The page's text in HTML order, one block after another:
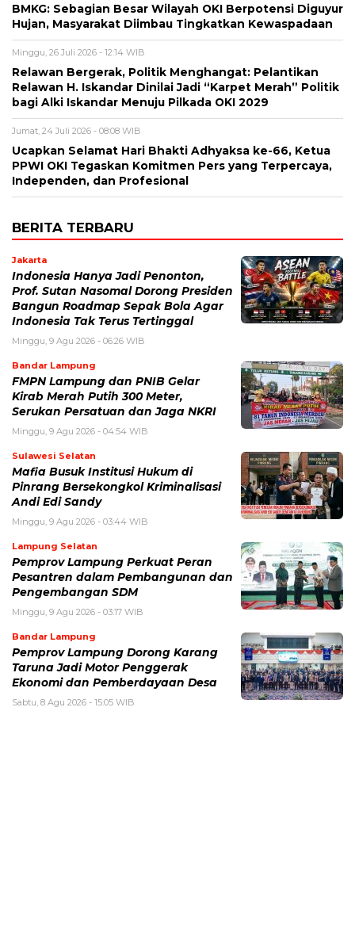
BMKG: Sebagian Besar Wilayah OKI Berpotensi Diguyur
Hujan, Masyarakat Diimbau Tingkatkan Kewaspadaan
Minggu, 26 Juli 2026 - 12:14 WIB
Relawan Bergerak, Politik Menghangat: Pelantikan
Relawan H. Iskandar Dinilai Jadi “Karpet Merah” Politik
bagi Alki Iskandar Menuju Pilkada OKI 2029
Jumat, 24 Juli 2026 - 08:08 WIB
Ucapkan Selamat Hari Bhakti Adhyaksa ke-66, Ketua
PPWI OKI Tegaskan Komitmen Pers yang Terpercaya,
Independen, dan Profesional
BERITA TERBARU
Jakarta
Indonesia Hanya Jadi Penonton,
Prof. Sutan Nasomal Dorong Presiden
Bangun Roadmap Sepak Bola Agar
Indonesia Tak Terus Tertinggal
Minggu, 9 Agu 2026 - 06:26 WIB
Bandar Lampung
FMPN Lampung dan PNIB Gelar
Kirab Merah Putih 300 Meter,
Serukan Persatuan dan Jaga NKRI
Minggu, 9 Agu 2026 - 04:54 WIB
Sulawesi Selatan
Mafia Busuk Institusi Hukum di
Pinrang Bersekongkol Kriminalisasi
Andi Edi Sandy
Minggu, 9 Agu 2026 - 03:44 WIB
Lampung Selatan
Pemprov Lampung Perkuat Peran
Pesantren dalam Pembangunan dan
Pengembangan SDM
Minggu, 9 Agu 2026 - 03:17 WIB
Bandar Lampung
Pemprov Lampung Dorong Karang
Taruna Jadi Motor Penggerak
Ekonomi dan Pemberdayaan Desa
Sabtu, 8 Agu 2026 - 15:05 WIB